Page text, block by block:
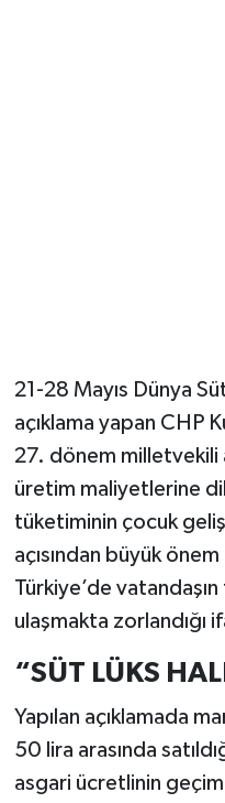
21-28 Mayıs Dünya
açıklama yapan CHP
27. dönem milletvekili
üretim maliyetlerine
tüketiminin çocuk
açısından büyük önem
Türkiye’de
ulaşmakta zorlandığı
“SÜT LÜKS
Yapılan açıklamada
50 lira arasında
asgari ücretlinin